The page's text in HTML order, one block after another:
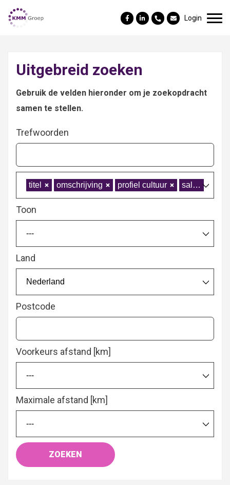
Login
Uitgebreid zoeken
Gebruik de velden hieronder om je zoekopdracht
samen te stellen.
Trefwoorden
titel omschrijving profiel cultuur salaris
Toon
---
Land
Nederland
Postcode
Voorkeurs afstand [km]
---
Maximale afstand [km]
---